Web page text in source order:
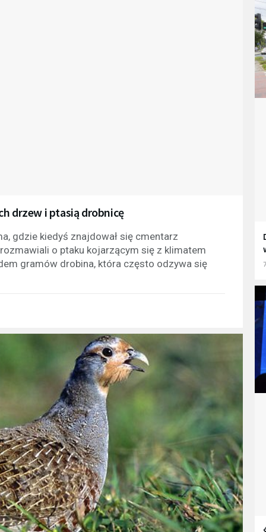
drzew i ptasią drobnicę
gdzie kiedyś znajdował się cmentarz
o ptaku kojarzącym się z klimatem
gramów drobina, która często odzywa się